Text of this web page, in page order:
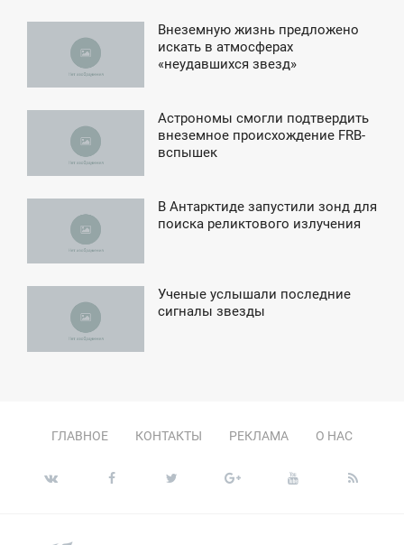
Внеземную жизнь предложено
искать в атмосферах
«неудавшихся звезд»
Астрономы смогли подтвердить
внеземное происхождение FRB-
вспышек
В Антарктиде запустили зонд для
поиска реликтового излучения
Ученые услышали последние
сигналы звезды
ГЛАВНОЕ КОНТАКТЫ РЕКЛАМА О НАС